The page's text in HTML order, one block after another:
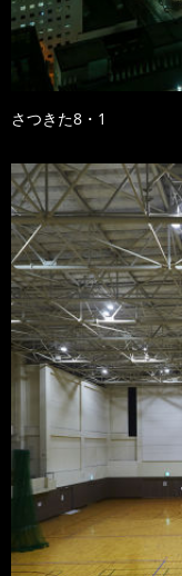
さつきた8・1